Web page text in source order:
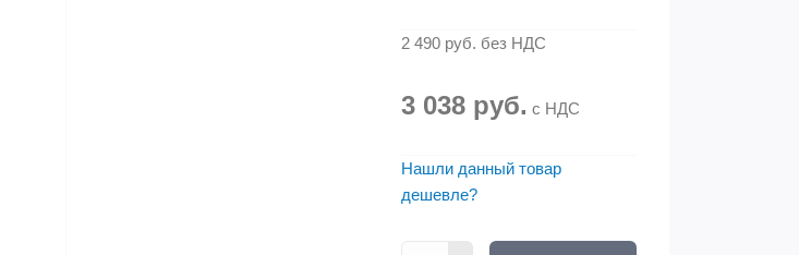
2 490 руб. без НДС
3 038 руб. с НДС
Нашли данный товар
дешевле?